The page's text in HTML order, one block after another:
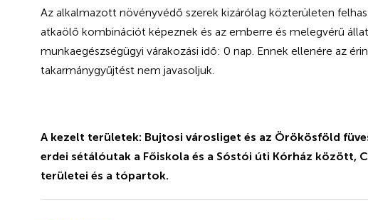
Az alkalmazott növényvédő szerek kizárólag közterületen
atkaölő kombinációt képeznek és az emberre és melegvérű
munkaegészségügyi várakozási idő: 0 nap. Ennek ellenére az
takarmánygyűjtést nem javasoljuk.
A kezelt területek: Bujtosi városliget és az Örökösföld
erdei sétálóutak a Főiskola és a Sóstói úti Kórház között,
területei és a tópartok.